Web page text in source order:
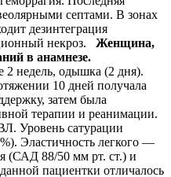
септами. В зонах
дезинтеграция
некроз. Женщина,
в анамнезе.
2 недель, одышка (2 дня).
10 дней получала
затем была
терапии и реанимации.
Уровень сатурации
Эластичность легкого —
(САД 88/50 мм рт. ст.) и
пациентки отличалось